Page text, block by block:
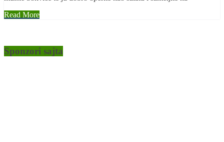
Read More
Sponzori sajta